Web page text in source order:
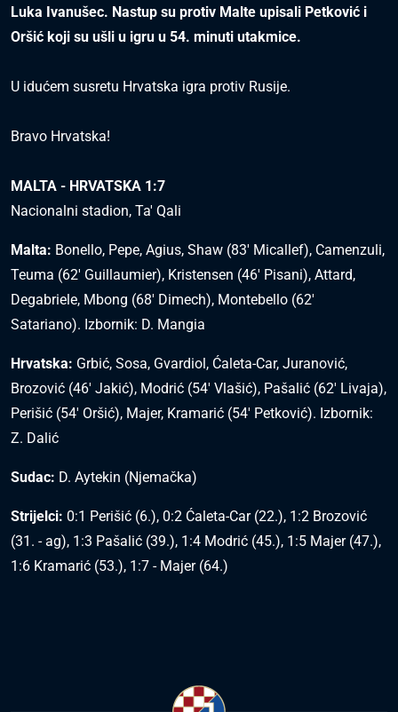
Luka Ivanušec. Nastup su protiv Malte upisali Petković i
Oršić koji su ušli u igru u 54. minuti utakmice.
U idućem susretu Hrvatska igra protiv Rusije.
Bravo Hrvatska!
MALTA - HRVATSKA 1:7
Nacionalni stadion, Ta' Qali
Malta: Bonello, Pepe, Agius, Shaw (83' Micallef), Camenzuli,
Teuma (62' Guillaumier), Kristensen (46' Pisani), Attard,
Degabriele, Mbong (68' Dimech), Montebello (62'
Satariano). Izbornik: D. Mangia
Hrvatska: Grbić, Sosa, Gvardiol, Ćaleta-Car, Juranović,
Brozović (46' Jakić), Modrić (54' Vlašić), Pašalić (62' Livaja),
Perišić (54' Oršić), Majer, Kramarić (54' Petković). Izbornik:
Z. Dalić
Sudac: D. Aytekin (Njemačka)
Strijelci: 0:1 Perišić (6.), 0:2 Ćaleta-Car (22.), 1:2 Brozović
(31. - ag), 1:3 Pašalić (39.), 1:4 Modrić (45.), 1:5 Majer (47.),
1:6 Kramarić (53.), 1:7 - Majer (64.)